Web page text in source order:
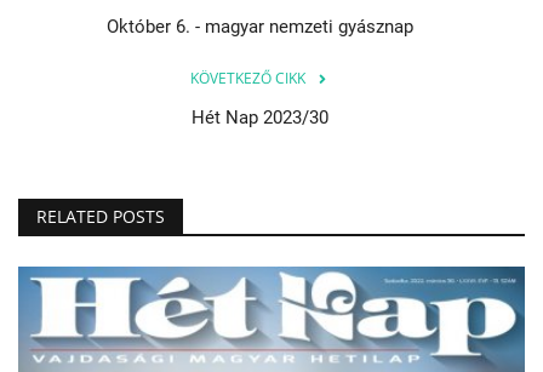
Október 6. - magyar nemzeti gyásznap
KÖVETKEZŐ CIKK
Hét Nap 2023/30
RELATED POSTS